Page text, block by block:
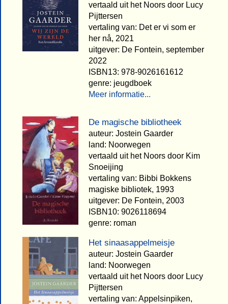
vertaald uit het Noors door Lucy
Pijttersen
vertaling van: Det er vi som er
her nå, 2021
uitgever: De Fontein, september
2022
ISBN13: 978-9026161612
genre: jeugdboek
Meer informatie...
De magische bibliotheek
auteur: Jostein Gaarder
land: Noorwegen
vertaald uit het Noors door Kim
Snoeijing
vertaling van: Bibbi Bokkens
magiske bibliotek, 1993
uitgever: De Fontein, 2003
ISBN10: 9026118694
genre: roman
Het sinaasappelmeisje
auteur: Jostein Gaarder
land: Noorwegen
vertaald uit het Noors door Lucy
Pijttersen
vertaling van: Appelsinpiken,